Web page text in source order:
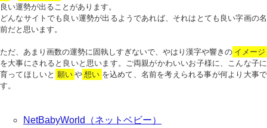
良い運勢が出ることがあります。
どんなサイトでも良い運勢が出るようであれば、それはとても良い字画の名
前だと思います。
ただ、あまり画数の運勢に固執しすぎないで、やはり漢字や響きの イメージ
を大事にされると良いと思います。ご両親がかわいいお子様に、こんな子に
育ってほしいと 願い や 想い を込めて、名前を考えられる事が何より大事で
す。
NetBabyWorld（ネットベビー）